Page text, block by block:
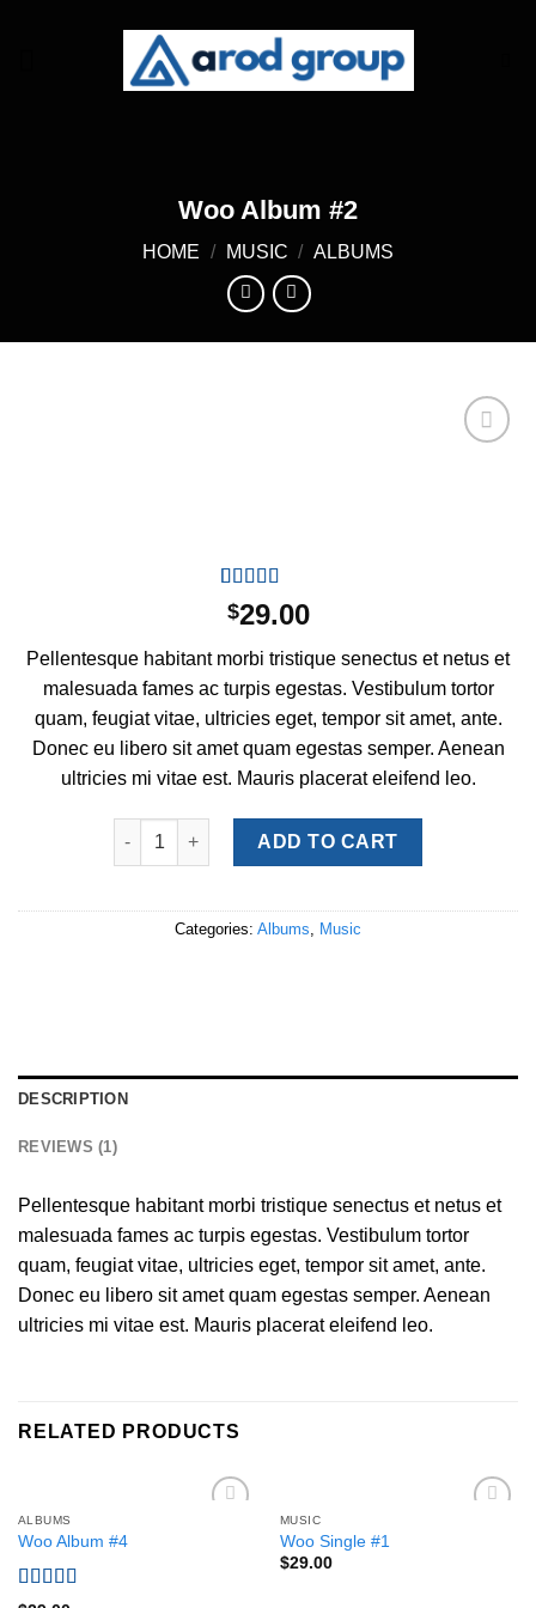
Woo Album #2
HOME / MUSIC / ALBUMS
Rated
4.00out
based on
1
customer
rating
$29.00
Pellentesque habitant morbi tristique senectus et netus et
malesuada fames ac turpis egestas. Vestibulum tortor
quam, feugiat vitae, ultricies eget, tempor sit amet, ante.
Donec eu libero sit amet quam egestas semper. Aenean
ultricies mi vitae est. Mauris placerat eleifend leo.
Woo Album #2 quantity
ADD TO CART
Categories: Albums Music
DESCRIPTION
REVIEWS (1)
Pellentesque habitant morbi tristique senectus et netus et
malesuada fames ac turpis egestas. Vestibulum tortor
quam, feugiat vitae, ultricies eget, tempor sit amet, ante.
Donec eu libero sit amet quam egestas semper. Aenean
ultricies mi vitae est. Mauris placerat eleifend leo.
RELATED PRODUCTS
ALBUMS
Woo Album #4
MUSIC
Woo Single #1
$29.00